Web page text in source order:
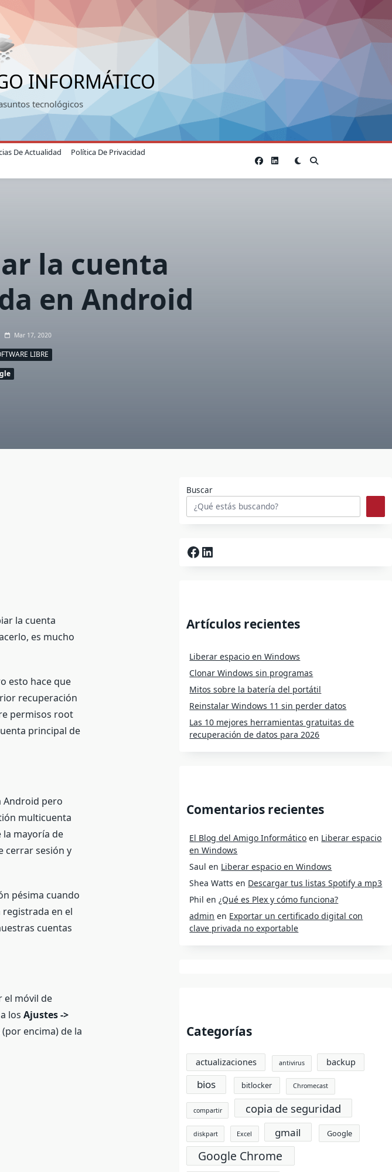
INFORMÁTICO
tecnológicos
De Actualidad
Política De Privacidad
la cuenta
en Android
Mar 17, 2020
LIBRE
la cuenta
es mucho
esto hace que
recuperación
permisos root
principal de
Android pero
multicuenta
mayoría de
cerrar sesión y
pésima cuando
en el
cuentas
el móvil de
losAjustes ->
encima) de la
Buscar
Facebook
LinkedIn
Artículos recientes
Liberar espacio en Windows
Clonar Windows sin programas
Mitos sobre la batería del portátil
Reinstalar Windows 11 sin perder datos
Las 10 mejores herramientas gratuitas de
recuperación de datos para 2026
Comentarios recientes
El Blog del Amigo Informático en Liberar espacio
en Windows
Saul en Liberar espacio en Windows
Shea Watts en Descargar tus listas Spotify a mp3
Phil en ¿Qué es Plex y cómo funciona?
admin en Exportar un certificado digital con
clave privada no exportable
Categorías
actualizaciones antivirus backup
bios bitlocker Chromecast
compartir copia de seguridad
diskpart Excel gmail Google
Google Chrome